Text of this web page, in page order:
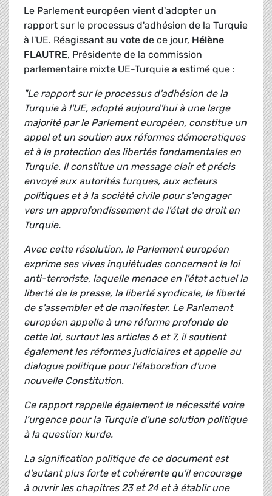
Le Parlement européen vient d'adopter un
rapport sur le processus d'adhésion de la Turquie
à l'UE. Réagissant au vote de ce jour, Hélène
FLAUTRE, Présidente de la commission
parlementaire mixte UE-Turquie a estimé que :
"Le rapport sur le processus d'adhésion de la
Turquie à l'UE, adopté aujourd'hui à une large
majorité par le Parlement européen, constitue un
appel et un soutien aux réformes démocratiques
et à la protection des libertés fondamentales en
Turquie. Il constitue un message clair et précis
envoyé aux autorités turques, aux acteurs
politiques et à la société civile pour s'engager
vers un approfondissement de l'état de droit en
Turquie.
Avec cette résolution, le Parlement européen
exprime ses vives inquiétudes concernant la loi
anti-terroriste, laquelle menace en l'état actuel la
liberté de la presse, la liberté syndicale, la liberté
de s'assembler et de manifester. Le Parlement
européen appelle à une réforme profonde de
cette loi, surtout les articles 6 et 7, il soutient
également les réformes judiciaires et appelle au
dialogue politique pour l'élaboration d'une
nouvelle Constitution.
Ce rapport rappelle également la nécessité voire
l’urgence pour la Turquie d'une solution politique
à la question kurde.
La signification politique de ce document est
d'autant plus forte et cohérente qu'il encourage
à ouvrir les chapitres 23 et 24 et à établir une